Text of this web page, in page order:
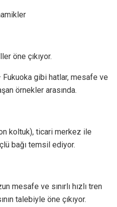
öne çıkıyor.
gibi hatlar, mesafe ve
örnekler arasında.
koltuk), ticari merkez ile
bağı temsil ediyor.
mesafe ve sınırlı hızlı tren
talebiyle öne çıkıyor.